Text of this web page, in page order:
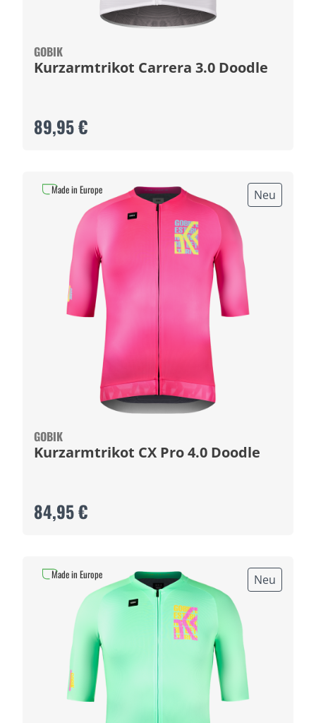
GOBIK
Kurzarmtrikot Carrera 3.0 Doodle
89,95 €
Neu
GOBIK
Kurzarmtrikot CX Pro 4.0 Doodle
84,95 €
Made in Europe
Neu
Made in Europe